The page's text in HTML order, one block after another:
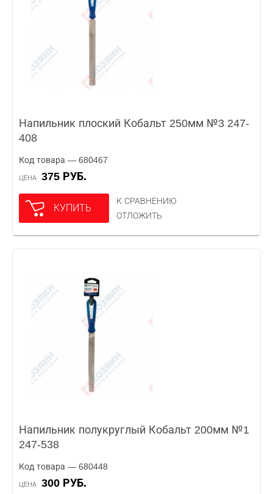
Напильник плоский Кобальт 250мм №3 247-
408
Код товара — 680467
ЦЕНА 375 РУБ.
КУПИТЬ
К СРАВНЕНИЮ
ОТЛОЖИТЬ
Напильник полукруглый Кобальт 200мм №1
247-538
Код товара — 680448
ЦЕНА 300 РУБ.